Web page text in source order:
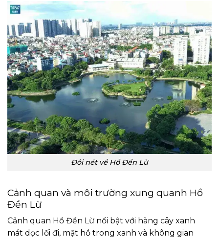
Đôi nét về Hồ Đền Lừ
Cảnh quan và môi trường xung quanh Hồ
Đền Lừ
Cảnh quan Hồ Đền Lừ nổi bật với hàng cây xanh
mát dọc lối đi, mặt hồ trong xanh và không gian